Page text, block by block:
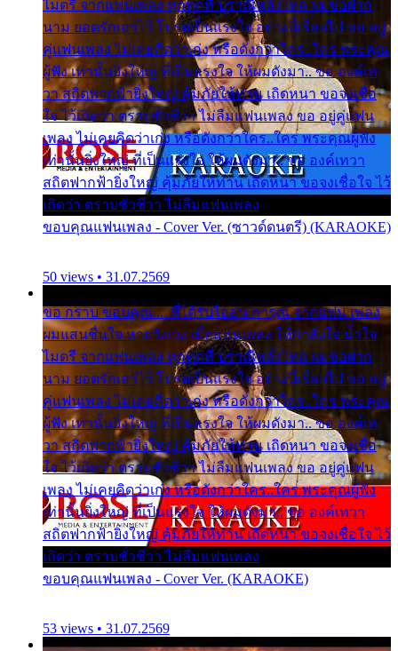
ไมตรี จากแฟนเพลง ทุกทุกที่ ปราณีหลั่งไหล ผมขอฝาก
นาม ยอดรักเอาไว้ โปรดเป็นแรงใจ อย่างนี้เรื่อยไป ขอ อยู่
คู่แฟนเพลง ไม่เคยคิดว่าเก่ง หรือดังกว่าใคร..ใคร พระคุณ
ผู้ฟัง เท่านั้นยิ่งใหญ่ ที่เป็นแรงใจ ให้ผมดังมา.. ขอ องค์เท
วา สถิตฟากฟ้ายิ่งใหญ่ คุ้มภัยให้ท่าน เถิดหนา ขอจงเชื่อ
ใจ ไว้เถิดว่า ตราบชั่วชีวา ไม่ลืมแฟนเพลง ขอ อยู่คู่แฟน
เพลง ไม่เคยคิดว่าเก่ง หรือดังกว่าใคร..ใคร พระคุณผู้ฟัง
เท่านั้นยิ่งใหญ่ ที่เป็นแรงใจ ให้ผมดังมา.. ขอ องค์เทวา
สถิตฟากฟ้ายิ่งใหญ่ คุ้มภัยให้ท่าน เถิดหนา ขอจงเชื่อใจ ไว้
เถิดว่า ตราบชั่วชีวา ไม่ลืมแฟนเพลง
ขอบคุณแฟนเพลง - Cover Ver. (ซาวด์ดนตรี) (KARAOKE)
50 views • 31.07.2569
ขอ กราบ ขอบคุณ.... ที่ได้รับไออุ่น การุณ จากแฟน เพลง
ผมแสนชื่นใจ หายวังเวง เมื่อแฟนเพลง ให้กำลังใจ น้ำใจ
ไมตรี จากแฟนเพลง ทุกทุกที่ ปราณีหลั่งไหล ผมขอฝาก
นาม ยอดรักเอาไว้ โปรดเป็นแรงใจ อย่างนี้เรื่อยไป ขอ อยู่
คู่แฟนเพลง ไม่เคยคิดว่าเก่ง หรือดังกว่าใคร..ใคร พระคุณ
ผู้ฟัง เท่านั้นยิ่งใหญ่ ที่เป็นแรงใจ ให้ผมดังมา.. ขอ องค์เท
วา สถิตฟากฟ้ายิ่งใหญ่ คุ้มภัยให้ท่าน เถิดหนา ขอจงเชื่อ
ใจ ไว้เถิดว่า ตราบชั่วชีวา ไม่ลืมแฟนเพลง ขอ อยู่คู่แฟน
เพลง ไม่เคยคิดว่าเก่ง หรือดังกว่าใคร..ใคร พระคุณผู้ฟัง
เท่านั้นยิ่งใหญ่ ที่เป็นแรงใจ ให้ผมดังมา.. ขอ องค์เทวา
สถิตฟากฟ้ายิ่งใหญ่ คุ้มภัยให้ท่าน เถิดหนา ขอจงเชื่อใจ ไว้
เถิดว่า ตราบชั่วชีวา ไม่ลืมแฟนเพลง
ขอบคุณแฟนเพลง - Cover Ver. (KARAOKE)
53 views • 31.07.2569